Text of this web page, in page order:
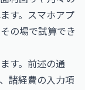
す。スマホアプ
の場で試算でき
す。前述の通
諸経費の入力項